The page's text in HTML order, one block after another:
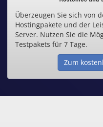
Webspace
Günstige
Überzeugen Sie sich von
Hostingpakete und der
Server. Nutzen Sie die
Testpakets für 7 Tage.
Zum